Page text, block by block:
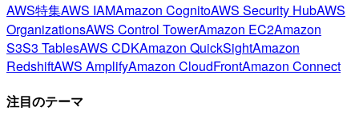
AWS特集AWS IAMAmazon CognitoAWS Security HubAWS
OrganizationsAWS Control TowerAmazon EC2Amazon
S3S3 TablesAWS CDKAmazon QuickSightAmazon
RedshiftAWS AmplifyAmazon CloudFrontAmazon Connect
注目のテーマ